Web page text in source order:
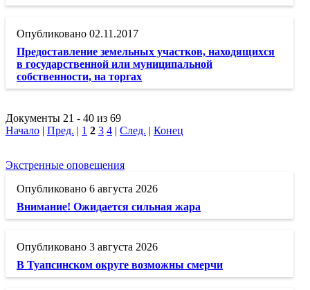
02.11.2017
Предоставление земельных участков, находящихся
в государственной или муниципальной
собственности, на торгах
Документы 21 - 40 из 69
Начало | Пред. | 1 2 3 4 | След. | Конец
Экстренные оповещения
6 августа 2026
Внимание! Ожидается сильная жара
3 августа 2026
В Туапсинском округе возможны смерчи